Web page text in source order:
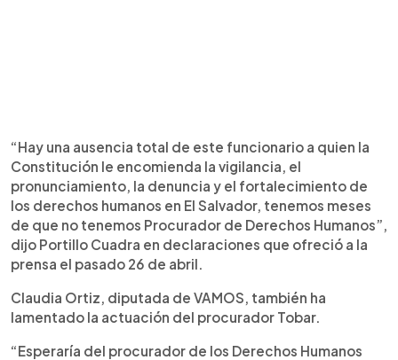
“Hay una ausencia total de este funcionario a quien la
Constitución le encomienda la vigilancia, el
pronunciamiento, la denuncia y el fortalecimiento de
los derechos humanos en El Salvador, tenemos meses
de que no tenemos Procurador de Derechos Humanos”,
dijo Portillo Cuadra en declaraciones que ofreció a la
prensa el pasado 26 de abril.
Claudia Ortiz, diputada de VAMOS, también ha
lamentado la actuación del procurador Tobar.
“Esperaría del procurador de los Derechos Humanos